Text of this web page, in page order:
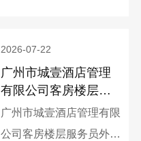
从2026年7月24日至2026
年7月26日止），具体如
下：
2026-07-22
广州市城壹酒店管理
有限公司客房楼层服
务员外包项目采购结
果公告
广州市城壹酒店管理有限
公司客房楼层服务员外包